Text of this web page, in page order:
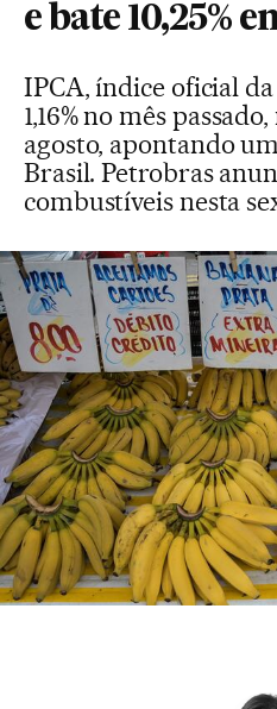
e bate 10,25%
IPCA, índice oficial
1,16% no mês
agosto, apontando
Brasil. Petrobras
combustíveis nesta